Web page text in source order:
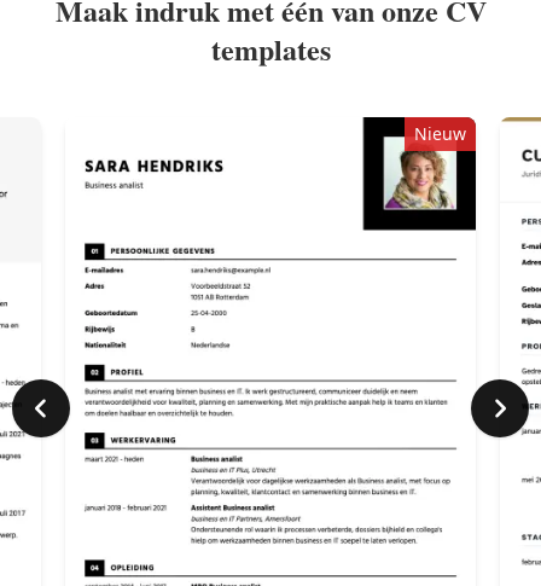
Maak indruk met één van onze CV
templates
Nieuw